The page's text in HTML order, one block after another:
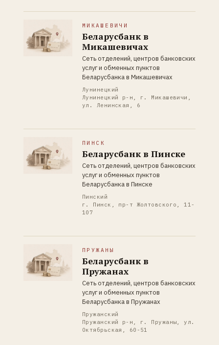
МИКАШЕВИЧИ
Беларусбанк в
Микашевичах
Сеть отделений, центров банковских
услуг и обменных пунктов
Беларусбанка в Микашевичах
Лунинецкий
Лунинецкий р-н, г. Микашевичи,
ул. Ленинская, 6
ПИНСК
Беларусбанк в Пинске
Сеть отделений, центров банковских
услуг и обменных пунктов
Беларусбанка в Пинске
Пинский
г. Пинск, пр-т Жолтовского, 11-
107
ПРУЖАНЫ
Беларусбанк в
Пружанах
Сеть отделений, центров банковских
услуг и обменных пунктов
Беларусбанка в Пружанах
Пружанский
Пружанский р-н, г. Пружаны, ул.
Октябрьская, 60-51